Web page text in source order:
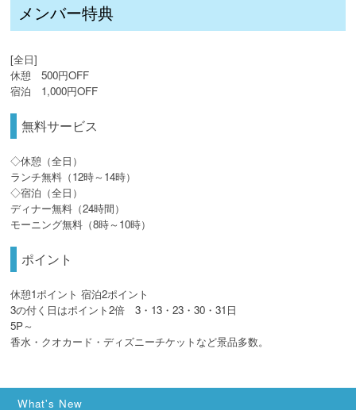
メンバー特典
[全日]
休憩 500円OFF
宿泊 1,000円OFF
無料サービス
◇休憩（全日）
ランチ無料（12時～14時）
◇宿泊（全日）
ディナー無料（24時間）
モーニング無料（8時～10時）
ポイント
休憩1ポイント 宿泊2ポイント
3の付く日はポイント2倍 3・13・23・30・31日
5P～
香水・クオカード・ディズニーチケットなど景品多数。
What's New